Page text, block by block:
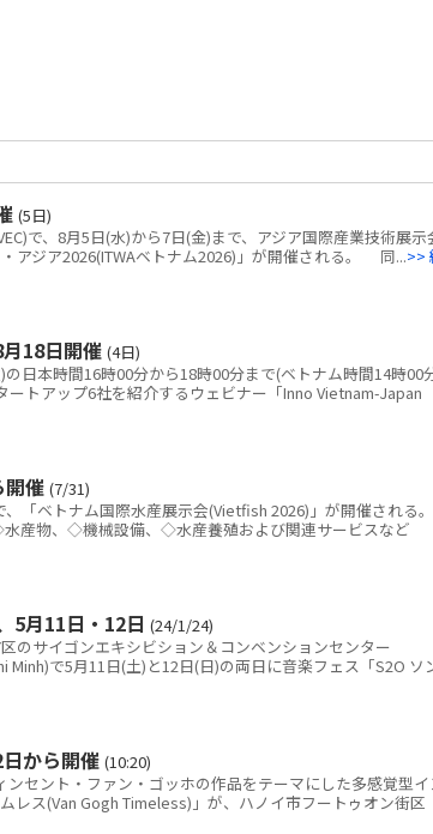
(5日)
で、8月5日(水)から7日(金)まで、アジア国際産業技術展示
アジア2026(ITWAベトナム2026)」が開催される。 同...>>
18日開催 (4日)
日本時間16時00分から18時00分まで(ベトナム時間14時00
トアップ6社を紹介するウェビナー「Inno Vietnam-Japan
開催 (7/31)
「ベトナム国際水産展示会(Vietfish 2026)」が開催される。
産物、◇機械設備、◇水産養殖および関連サービスなど
5月11日・12日 (24/1/24)
のサイゴンエキシビション＆コンベンションセンター
Minh)で5月11日(土)と12日(日)の両日に音楽フェス「S2O ソ
から開催 (10:20)
セント・ファン・ゴッホの作品をテーマにした多感覚型イ
レス(Van Gogh Timeless)」が、ハノイ市フートゥオン街区